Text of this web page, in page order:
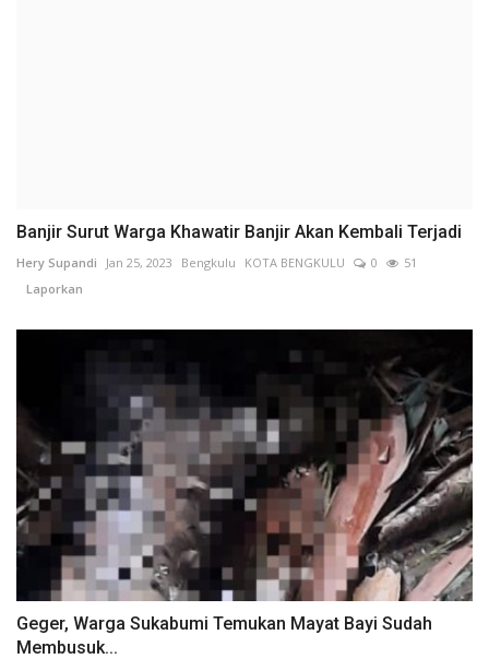
Banjir Surut Warga Khawatir Banjir Akan Kembali Terjadi
Hery Supandi Jan 25, 2023 Bengkulu KOTA BENGKULU 0
51
Laporkan
Geger, Warga Sukabumi Temukan Mayat Bayi Sudah
Membusuk...